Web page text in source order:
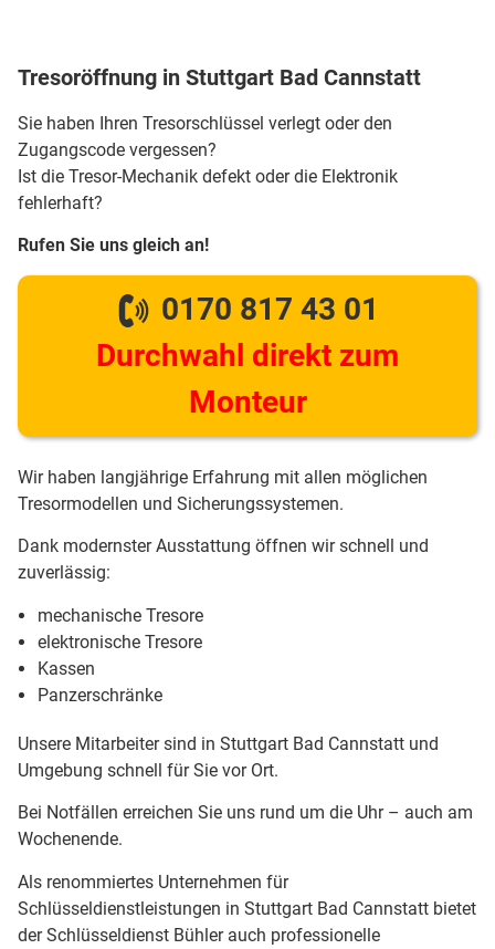
Tresoröffnung in Stuttgart Bad Cannstatt
Sie haben Ihren Tresorschlüssel verlegt oder den
Zugangscode vergessen?
Ist die Tresor-Mechanik defekt oder die Elektronik
fehlerhaft?
Rufen Sie uns gleich an!
0170 817 43 01
Durchwahl direkt zum
Monteur
Wir haben langjährige Erfahrung mit allen möglichen
Tresormodellen und Sicherungssystemen.
Dank modernster Ausstattung öffnen wir schnell und
zuverlässig:
mechanische Tresore
elektronische Tresore
Kassen
Panzerschränke
Unsere Mitarbeiter sind in Stuttgart Bad Cannstatt und
Umgebung schnell für Sie vor Ort.
Bei Notfällen erreichen Sie uns rund um die Uhr – auch am
Wochenende.
Als renommiertes Unternehmen für
Schlüsseldienstleistungen in Stuttgart Bad Cannstatt bietet
der Schlüsseldienst Bühler auch professionelle